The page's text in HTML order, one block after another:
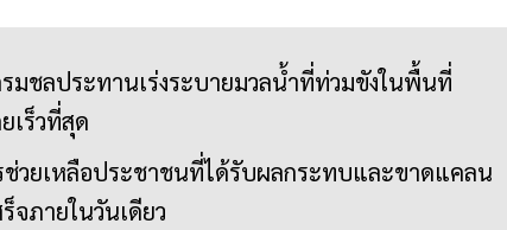
มชลประทานเร่งระบายมวลน้ำที่ท่วมขังในพื้นที่
เร็วที่สุด
ช่วยเหลือประชาชนที่ได้รับผลกระทบและขาดแคลน
จภายในวันเดียว